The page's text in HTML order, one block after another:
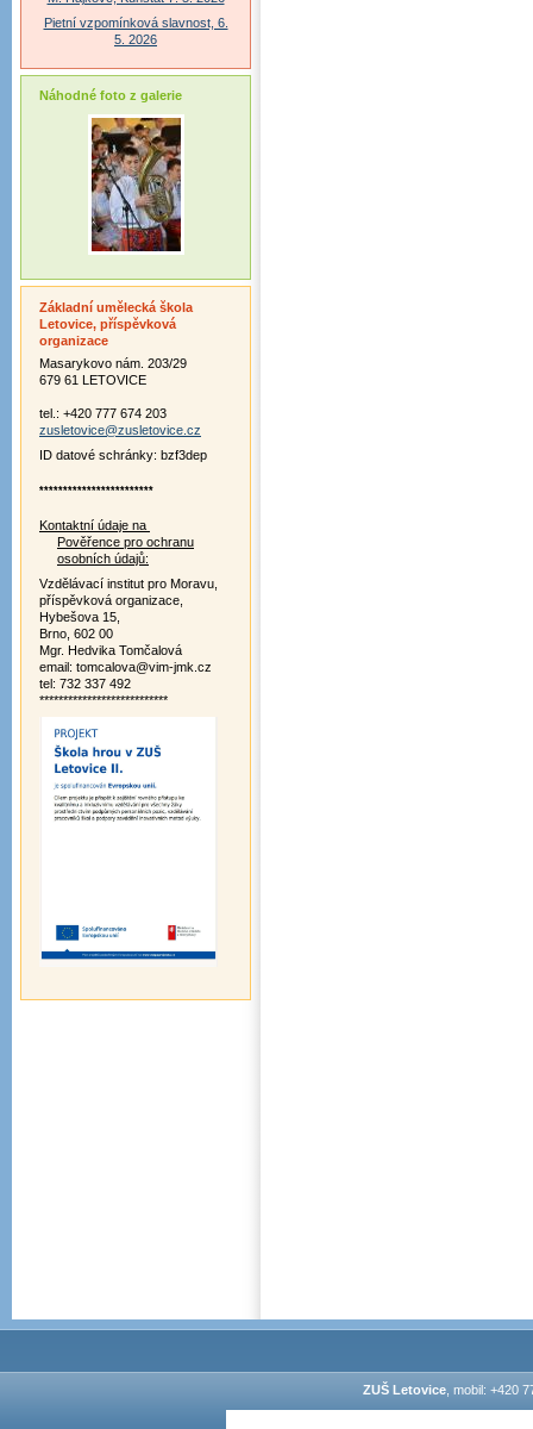
Pietní vzpomínková slavnost, 6.
5. 2026
Náhodné foto z galerie
Základní umělecká škola
Letovice, příspěvková
organizace
Masarykovo nám. 203/29
679 61 LETOVICE
tel.: +420 777 674 203
zusletovice@zusletovice.cz
ID datové schránky: bzf3dep
************************
Kontaktní údaje na
Pověřence pro ochranu
osobních údajů:
Vzdělávací institut pro Moravu,
příspěvková organizace,
Hybešova 15,
Brno, 602 00
Mgr. Hedvika Tomčalová
email: tomcalova@vim-jmk.cz
tel: 732 337 492
***************************
ZUŠ Letovice, mobil: +420